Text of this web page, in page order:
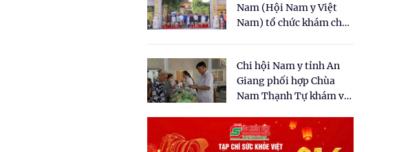
Nam (Hội Nam y Việt
Nam) tổ chức khám chữa
dân tại xã Tân Tập
Chi hội Nam y tỉnh An
Giang phối hợp Chùa
Nam Thạnh Tự khám và
nhân dân